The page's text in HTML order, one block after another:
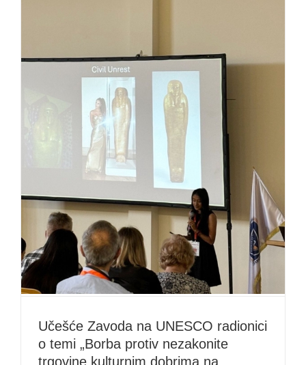
Učešće Zavoda na UNESCO radionici
o temi „Borba protiv nezakonite
trgovine kulturnim dobrima na